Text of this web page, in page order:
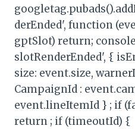
derEnded', function
gptSlot) return;
slotRenderEnded', {
size: event.size,
CampaignId :
event.lineItemId } ; if
return ; if (timeoutId) {